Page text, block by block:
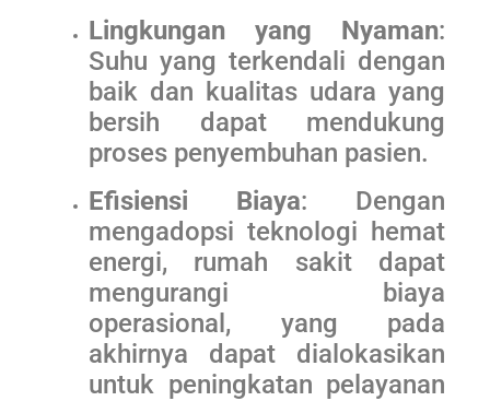
Lingkungan yang Nyaman:
Suhu yang terkendali dengan
baik dan kualitas udara yang
bersih dapat mendukung
proses penyembuhan pasien.
Efisiensi Biaya: Dengan
mengadopsi teknologi hemat
energi, rumah sakit dapat
mengurangi biaya
operasional, yang pada
akhirnya dapat dialokasikan
untuk peningkatan pelayanan